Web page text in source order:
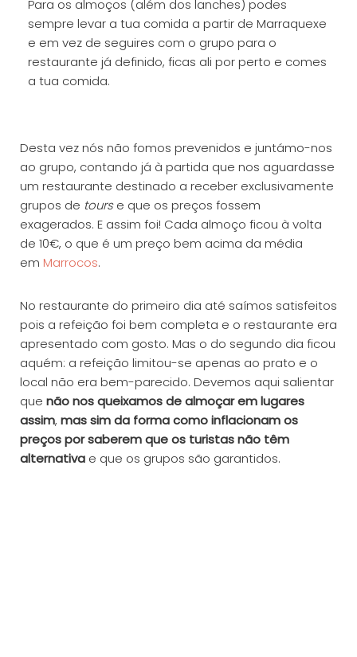
Para os almoços (além dos lanches) podes
sempre levar a tua comida a partir de Marraquexe
e em vez de seguires com o grupo para o
restaurante já definido, ficas ali por perto e comes
a tua comida.
Desta vez nós não fomos prevenidos e juntámo-nos
ao grupo, contando já à partida que nos aguardasse
um restaurante destinado a receber exclusivamente
grupos de tourse que os preços fossem
exagerados. E assim foi! Cada almoço ficou à volta
de 10€, o que é um preço bem acima da média
em Marrocos.
No restaurante do primeiro dia até saímos satisfeitos
pois a refeição foi bem completa e o restaurante era
apresentado com gosto. Mas o do segundo dia ficou
aquém: a refeição limitou-se apenas ao prato e o
local não era bem-parecido. Devemos aqui salientar
que não nos queixamos de almoçar em lugares
assim, mas sim da forma como inflacionam os
preços por saberem que os turistas não têm
alternativa e que os grupos são garantidos.